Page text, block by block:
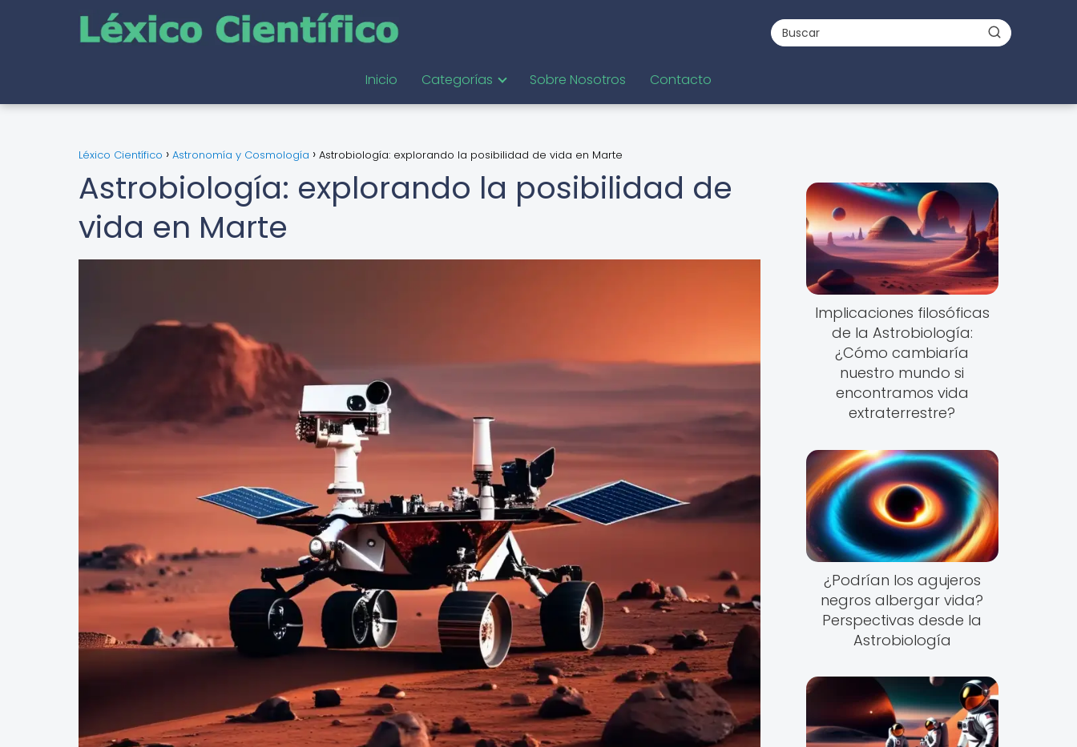
Inicio Categorías Sobre Nosotros Contacto
Léxico Científico Astronomía y Cosmología Astrobiología: explorando la posibilidad de vida en Marte
Astrobiología: explorando la posibilidad de
vida en Marte
Implicaciones filosóficas
de la Astrobiología:
¿Cómo cambiaría
nuestro mundo si
encontramos vida
extraterrestre?
¿Podrían los agujeros
negros albergar vida?
Perspectivas desde la
Astrobiología